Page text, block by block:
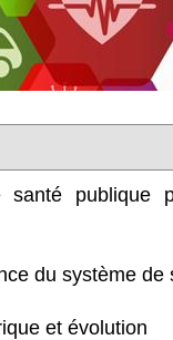
publique
du système de
et évolution